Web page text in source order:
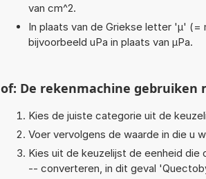
van cm^2.
In plaats van de Griekse letter 'µ' (=
bijvoorbeeld uPa in plaats van µPa.
of: De rekenmachine gebruiken
Kies de juiste categorie uit de
Voer vervolgens de waarde in die u
Kies uit de keuzelijst de eenheid
-- converteren, in dit geval '